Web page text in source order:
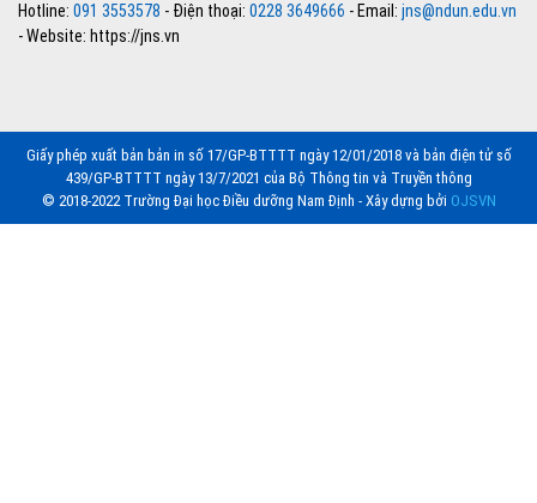
Hotline: 091 3553578 - Điện thoại: 0228 3649666 - Email: jns@ndun.edu.vn
- Website: https://jns.vn
Giấy phép xuất bản bản in số 17/GP-BTTTT ngày 12/01/2018 và bản điện tử số
439/GP-BTTTT ngày 13/7/2021 của Bộ Thông tin và Truyền thông
© 2018-2022 Trường Đại học Điều dưỡng Nam Định - Xây dựng bởi OJSVN